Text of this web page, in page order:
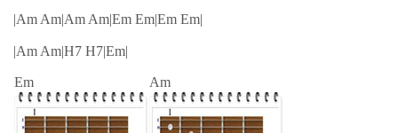
|Am Am|Am Am|Em Em|Em Em|
|Am Am|H7 H7|Em|
Em Am